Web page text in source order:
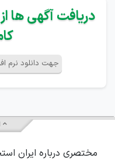
دریافت آگهی ها
جهت دانلود نرم
مختصری درباره ایران